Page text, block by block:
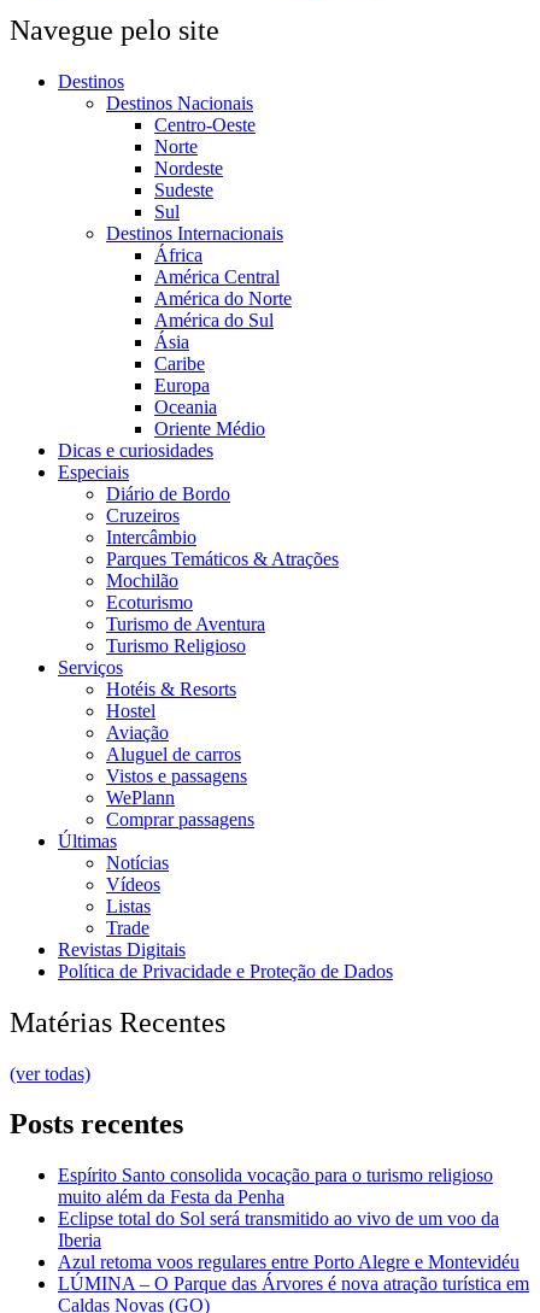
Navegue pelo site
Destinos
Destinos Nacionais
Centro-Oeste
Norte
Nordeste
Sudeste
Sul
Destinos Internacionais
África
América Central
América do Norte
América do Sul
Ásia
Caribe
Europa
Oceania
Oriente Médio
Dicas e curiosidades
Especiais
Diário de Bordo
Cruzeiros
Intercâmbio
Parques Temáticos & Atrações
Mochilão
Ecoturismo
Turismo de Aventura
Turismo Religioso
Serviços
Hotéis & Resorts
Hostel
Aviação
Aluguel de carros
Vistos e passagens
WePlann
Comprar passagens
Últimas
Notícias
Vídeos
Listas
Trade
Revistas Digitais
Política de Privacidade e Proteção de Dados
Matérias Recentes
(ver todas)
Posts recentes
Espírito Santo consolida vocação para o turismo religioso
muito além da Festa da Penha
Eclipse total do Sol será transmitido ao vivo de um voo da
Iberia
Azul retoma voos regulares entre Porto Alegre e Montevidéu
LÚMINA – O Parque das Árvores é nova atração turística em
Caldas Novas (GO)